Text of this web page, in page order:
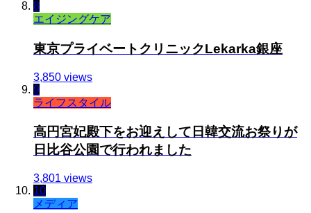
8
エイジングケア
東京プライベートクリニックLekarka銀座
3,850 views
9
ライフスタイル
高円宮妃殿下をお迎えして日韓交流お祭りが
日比谷公園で行われました
3,801 views
10
メディア